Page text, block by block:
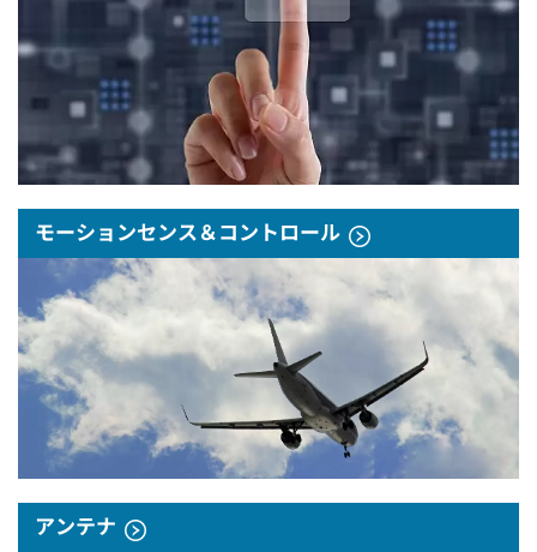
モーションセンス＆コントロール
アンテナ